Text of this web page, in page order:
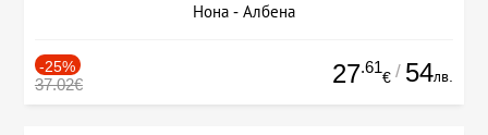
Нона - Албена
-25%
37.02€ 27.61
€ / 54лв.